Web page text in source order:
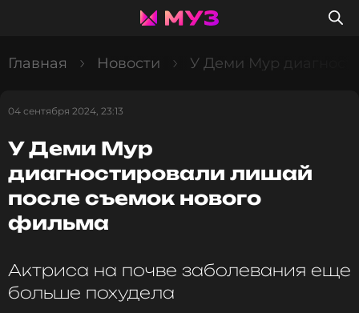
Главная Новости У Деми Мур
04 сентября 2024, 23:13
У Деми Мур
диагностировали лишай
после съемок нового
фильма
Актриса на почве заболевания еще
больше похудела